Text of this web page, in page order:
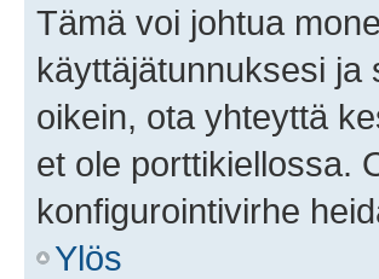
Tämä voi johtua
käyttäjätunnuksesi ja
oikein, ota yhteyttä
et ole porttikiellossa.
konfigurointivirhe
Ylös